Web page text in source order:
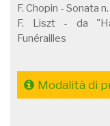
F. Chopin - Sonata
F. Liszt - da
Funérailles
Modalità di